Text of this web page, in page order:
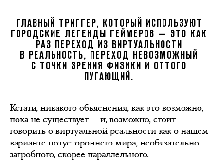
ГЛАВНЫЙ ТРИГГЕР, КОТОРЫЙ ИСПОЛЬЗУЮТ
ГОРОДСКИЕ ЛЕГЕНДЫ ГЕЙМЕРОВ — ЭТО КАК
РАЗ ПЕРЕХОД ИЗ ВИРТУАЛЬНОСТИ
В РЕАЛЬНОСТЬ, ПЕРЕХОД НЕВОЗМОЖНЫЙ
С ТОЧКИ ЗРЕНИЯ ФИЗИКИ И ОТТОГО
ПУГАЮЩИЙ.
Кстати, никакого объяснения, как это возможно,
пока не существует — и, возможно, стоит
говорить о виртуальной реальности как о нашем
варианте потустороннего мира, необязательно
загробного, скорее параллельного.